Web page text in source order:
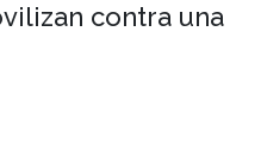
contra una